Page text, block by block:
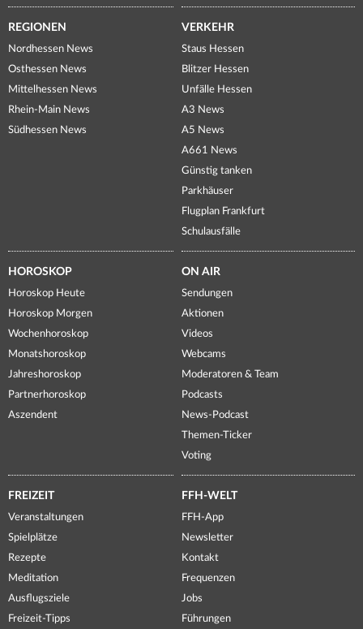
REGIONEN
Nordhessen News
Osthessen News
Mittelhessen News
Rhein-Main News
Südhessen News
VERKEHR
Staus Hessen
Blitzer Hessen
Unfälle Hessen
A3 News
A5 News
A661 News
Günstig tanken
Parkhäuser
Flugplan Frankfurt
Schulausfälle
HOROSKOP
Horoskop Heute
Horoskop Morgen
Wochenhoroskop
Monatshoroskop
Jahreshoroskop
Partnerhoroskop
Aszendent
ON AIR
Sendungen
Aktionen
Videos
Webcams
Moderatoren & Team
Podcasts
News-Podcast
Themen-Ticker
Voting
FREIZEIT
Veranstaltungen
Spielplätze
Rezepte
Meditation
Ausflugsziele
Freizeit-Tipps
FFH-WELT
FFH-App
Newsletter
Kontakt
Frequenzen
Jobs
Führungen